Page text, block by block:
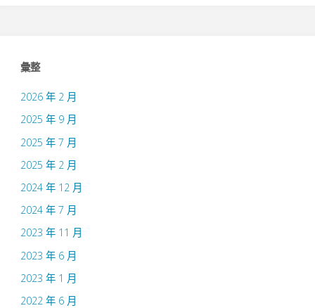
彙整
2026 年 2 月
2025 年 9 月
2025 年 7 月
2025 年 2 月
2024 年 12 月
2024 年 7 月
2023 年 11 月
2023 年 6 月
2023 年 1 月
2022 年 6 月